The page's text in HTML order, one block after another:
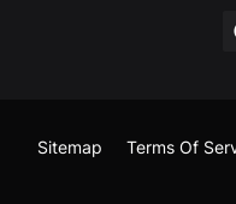
Sitemap Terms Of